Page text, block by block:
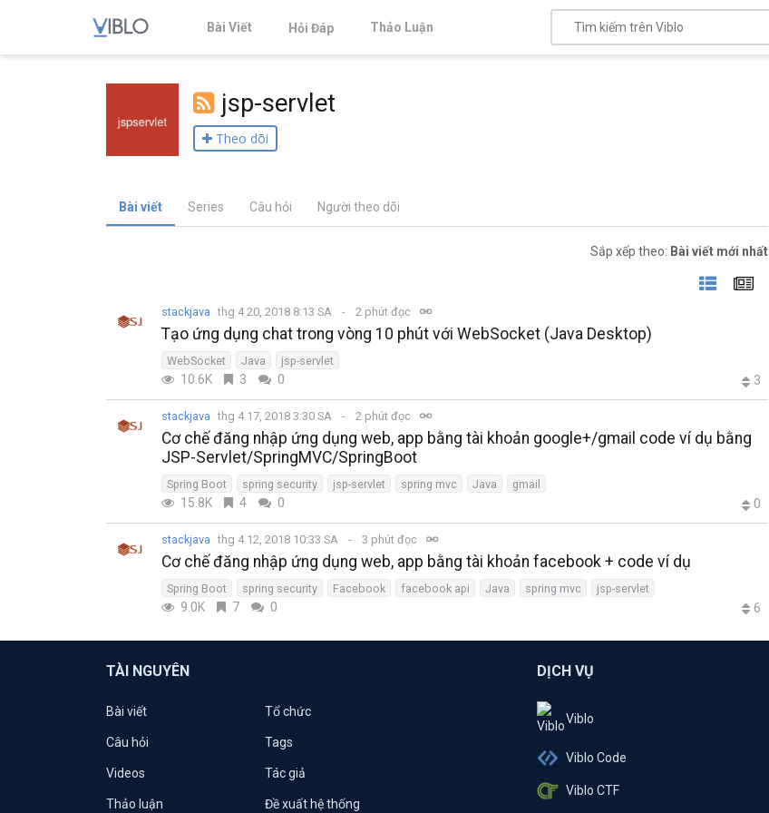
Bài Viết Hỏi Đáp Thảo Luận
jsp-servlet
Theo dõi
Bài viết Series Câu hỏi Người theo dõi
Sắp xếp theo: Bài viết mới nhất
stackjava thg 4 20, 2018 8:13 SA 2 phút đọc
Tạo ứng dụng chat trong vòng 10 phút với WebSocket (Java Desktop)
WebSocket Java jsp-servlet
10.6K 3 0 3
stackjava thg 4 17, 2018 3:30 SA 2 phút đọc
Cơ chế đăng nhập ứng dụng web, app bằng tài khoản google+/gmail code ví dụ bằng
JSP-Servlet/SpringMVC/SpringBoot
Spring Boot spring security jsp-servlet spring mvc Java gmail
15.8K 4 0 0
stackjava thg 4 12, 2018 10:33 SA 3 phút đọc
Cơ chế đăng nhập ứng dụng web, app bằng tài khoản facebook + code ví dụ
Spring Boot spring security Facebook facebook api Java spring mvc jsp-servlet
9.0K 7 0 6
TÀI NGUYÊN
Bài viết Tổ chức
Câu hỏi Tags
Videos Tác giả
Thảo luận Đề xuất hệ thống
DỊCH VỤ
Viblo
Viblo Code
Viblo CTF